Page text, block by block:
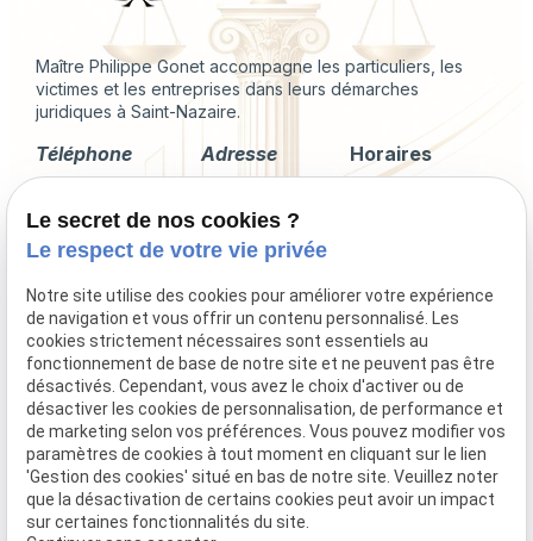
Maître Philippe Gonet accompagne les particuliers, les
victimes et les entreprises dans leurs démarches
juridiques à Saint-Nazaire.
Téléphone
Adresse
Corps de
Garde
Nazaire
Horaires
Droit immobilier
Droit de la famille
Procédures collectives
Indemnisation du préjudice corporel
Le secret de nos cookies ?
Le respect de votre vie privée
Notre site utilise des cookies pour améliorer votre expérience
de navigation et vous offrir un contenu personnalisé. Les
cookies strictement nécessaires sont essentiels au
fonctionnement de base de notre site et ne peuvent pas être
désactivés. Cependant, vous avez le choix d'activer ou de
désactiver les cookies de personnalisation, de performance et
de marketing selon vos préférences. Vous pouvez modifier vos
paramètres de cookies à tout moment en cliquant sur le lien
'Gestion des cookies' situé en bas de notre site. Veuillez noter
que la désactivation de certains cookies peut avoir un impact
sur certaines fonctionnalités du site.